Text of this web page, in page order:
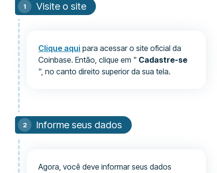
Visite o site
Clique aqui para acessar o site oficial da
Coinbase. Então, clique em " Cadastre-se
", no canto direito superior da sua tela.
Informe seus dados
Agora, você deve informar seus dados